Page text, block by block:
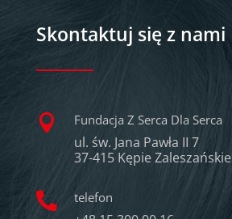
Skontaktuj się z nami
 Fundacja Z Serca Dla Serca
ul. św. Jana Pawła II 7
37-415 Kępie Zaleszańskie
 telefon